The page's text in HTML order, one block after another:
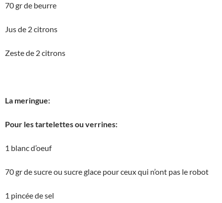
70 gr de beurre
Jus de 2 citrons
Zeste de 2 citrons
La meringue:
Pour les tartelettes ou verrines:
1 blanc d’oeuf
70 gr de sucre ou sucre glace pour ceux qui n’ont pas le robot
1 pincée de sel